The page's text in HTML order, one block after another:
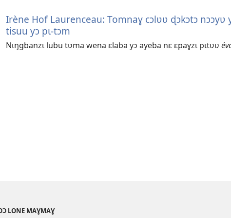
Irène Hof Laurenceau: Tomnaɣ cɔlʋʋ ɖɔkɔtɔ nɔɔyʋ
tisuu yɔ pɩ-tɔm
Nɩŋgbanzɩ lubu tʋma wena ɛlaba yɔ ayeba nɛ ɛpaɣzɩ pɩtʋʋ
LONE MAƔMAƔ